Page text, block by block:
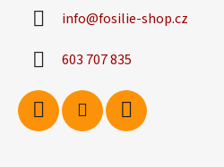
info@fosilie-shop.cz
603 707 835